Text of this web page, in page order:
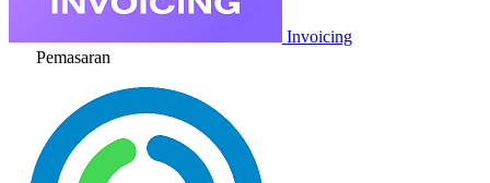
Invoicing
Pemasaran